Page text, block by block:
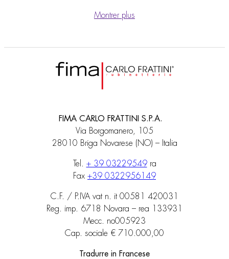
Montrer plus
FIMA CARLO FRATTINI S.P.A.
Via Borgomanero, 105
28010 Briga Novarese (NO) – Italia
Tel. + 39 03229549ra
Fax +39 0322956149
C.F. / P.IVA vat n. it 00581 420031
Reg. imp. 6718 Novara – rea 133931
Mecc. no005923
Cap. sociale € 710.000,00
Tradurre in Francese